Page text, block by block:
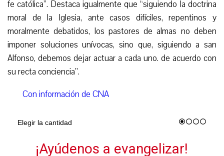
fe católica”. Destaca igualmente que “siguiendo la doctrina
moral de la Iglesia, ante casos difíciles, repentinos y
moralmente debatidos, los pastores de almas no deben
imponer soluciones unívocas, sino que, siguiendo a san
Alfonso, debemos dejar actuar a cada uno. de acuerdo con
su recta conciencia”.
Con información de CNA